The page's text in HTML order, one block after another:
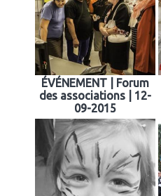
ÉVÉNEMENT | Forum
des associations | 12-
09-2015